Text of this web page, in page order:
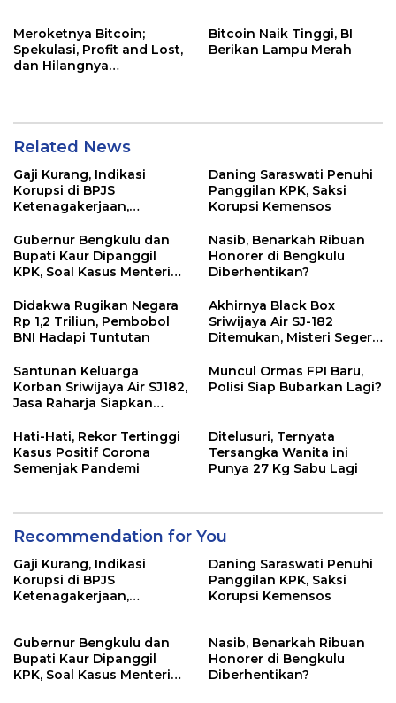
Meroketnya Bitcoin;
Spekulasi, Profit and Lost,
dan Hilangnya
Bitcoin Naik Tinggi, BI
Berikan Lampu Merah
Related News
Gaji Kurang, Indikasi
Korupsi di BPJS
Ketenagakerjaan,
Dokumen
Daning Saraswati Penuhi
Panggilan KPK, Saksi
Korupsi Kemensos
Gubernur Bengkulu dan
Bupati Kaur Dipanggil
KPK, Soal Kasus Menteri
Nasib, Benarkah Ribuan
Honorer di Bengkulu
Diberhentikan?
Didakwa Rugikan Negara
Rp 1,2 Triliun, Pembobol
BNI Hadapi Tuntutan
Akhirnya Black Box
Sriwijaya Air SJ-182
Ditemukan, Misteri Segera
Santunan Keluarga
Korban Sriwijaya Air SJ182,
Jasa Raharja Siapkan
Muncul Ormas FPI Baru,
Polisi Siap Bubarkan Lagi?
Hati-Hati, Rekor Tertinggi
Kasus Positif Corona
Semenjak Pandemi
Ditelusuri, Ternyata
Tersangka Wanita ini
Punya 27 Kg Sabu Lagi
Recommendation for You
Gaji Kurang, Indikasi
Korupsi di BPJS
Ketenagakerjaan,
Daning Saraswati Penuhi
Panggilan KPK, Saksi
Korupsi Kemensos
Gubernur Bengkulu dan
Bupati Kaur Dipanggil
KPK, Soal Kasus Menteri
Nasib, Benarkah Ribuan
Honorer di Bengkulu
Diberhentikan?